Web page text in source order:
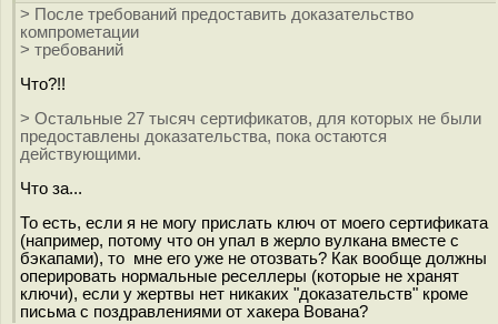
> После требований предоставить доказательство
компрометации
> требований
Что?!!
> Остальные 27 тысяч сертификатов, для которых не были
предоставлены доказательства, пока остаются
действующими.
Что за...
То есть, если я не могу прислать ключ от моего сертификата
(например, потому что он упал в жерло вулкана вместе с
бэкапами), то мне его уже не отозвать? Как вообще должны
оперировать нормальные реселлеры (которые не хранят
ключи), если у жертвы нет никаких "доказательств" кроме
письма с поздравлениями от хакера Вована?